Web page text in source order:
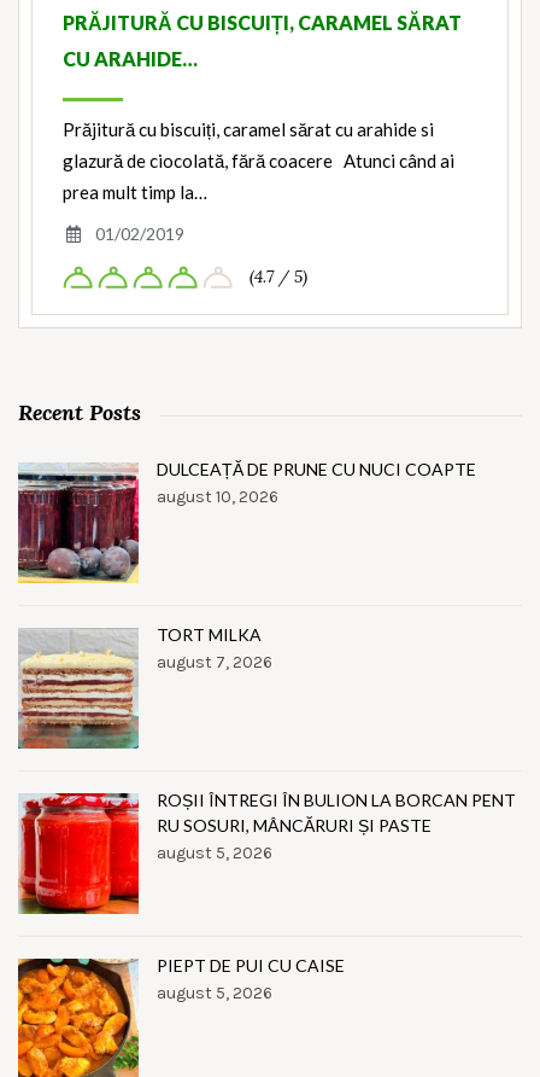
PRĂJITURĂ CU BISCUIȚI, CARAMEL SĂRAT
CU ARAHIDE…
Prăjitură cu biscuiți, caramel sărat cu arahide si
glazură de ciocolată, fără coacere Atunci când ai
prea mult timp la…
01/02/2019
(4.7 / 5)
Recent Posts
DULCEAȚĂ DE PRUNE CU NUCI COAPTE
august 10, 2026
TORT MILKA
august 7, 2026
ROȘII ÎNTREGI ÎN BULION LA BORCAN PENT
RU SOSURI, MÂNCĂRURI ȘI PASTE
august 5, 2026
PIEPT DE PUI CU CAISE
august 5, 2026